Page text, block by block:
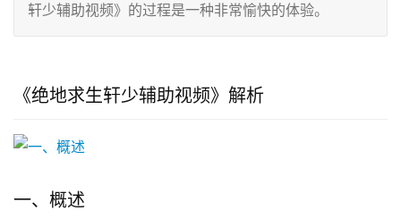
轩少辅助视频》的过程是一种非常愉快的体验。
《绝地求生轩少辅助视频》解析
一、概述